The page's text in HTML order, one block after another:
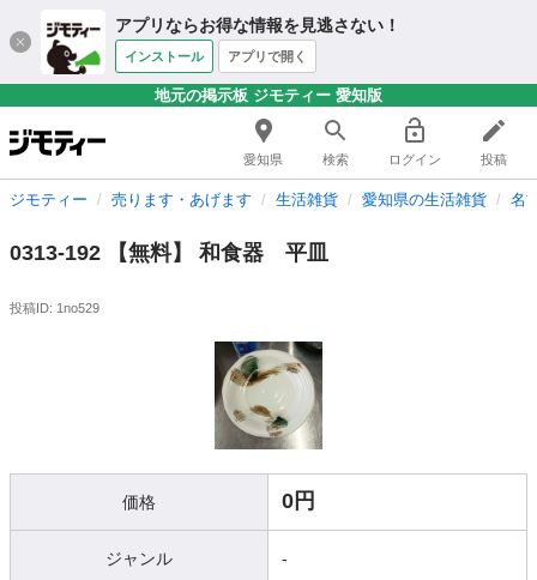
アプリならお得な情報を見逃さない！
インストール アプリで開く
地元の掲示板 ジモティー 愛知版
愛知県 検索 ログイン 投稿
ジモティー 売ります・あげます 生活雑貨 愛知県の生活雑貨 名
0313-192 【無料】 和食器 平皿
投稿ID: 1no529
価格 0円
ジャンル -